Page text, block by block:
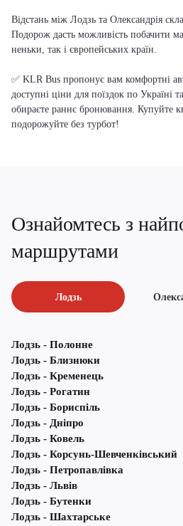
Відстань між Лодзь та Олександрія
Подорож дасть можливість побачити
неньки, так і європейських країн.
✅ KLR Bus пропонує вам комфортні
доступні ціни для поїздок по Україні
обираєте раннє бронювання. Купуйте
подорожуйте без турбот!
Ознайомтесь з
маршрутами
Лодзь
Лодзь - Полонне
Лодзь - Близнюки
Лодзь - Кременець
Лодзь - Рогатин
Лодзь - Бориспіль
Лодзь - Дніпро
Лодзь - Ковель
Лодзь - Корсунь-Шевченківський
Лодзь - Петропавлівка
Лодзь - Львів
Лодзь - Бутенки
Лодзь - Шахтарське